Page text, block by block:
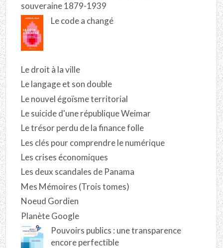
souveraine 1879-1939
Le code a changé
Le droit à la ville
Le langage et son double
Le nouvel égoïsme territorial
Le suicide d'une république Weimar
Le trésor perdu de la finance folle
Les clés pour comprendre le numérique
Les crises économiques
Les deux scandales de Panama
Mes Mémoires (Trois tomes)
Noeud Gordien
Planète Google
Pouvoirs publics : une transparence
encore perfectible